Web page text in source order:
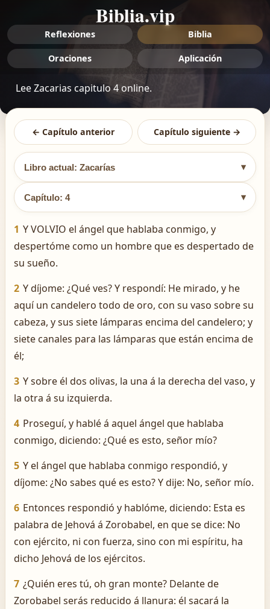
Biblia.vip
Reflexiones Biblia
Oraciones Aplicación
Lee Zacarias capitulo 4 online.
← Capítulo anterior Capítulo siguiente →
Libro actual: Zacarías ▾
Capítulo: 4 ▾
1 Y VOLVIO el ángel que hablaba conmigo, y
despertóme como un hombre que es despertado de
su sueño.
2 Y díjome: ¿Qué ves? Y respondí: He mirado, y he
aquí un candelero todo de oro, con su vaso sobre su
cabeza, y sus siete lámparas encima del candelero; y
siete canales para las lámparas que están encima de
él;
3 Y sobre él dos olivas, la una á la derecha del vaso, y
la otra á su izquierda.
4 Proseguí, y hablé á aquel ángel que hablaba
conmigo, diciendo: ¿Qué es esto, señor mío?
5 Y el ángel que hablaba conmigo respondió, y
díjome: ¿No sabes qué es esto? Y dije: No, señor mío.
6 Entonces respondió y hablóme, diciendo: Esta es
palabra de Jehová á Zorobabel, en que se dice: No
con ejército, ni con fuerza, sino con mi espíritu, ha
dicho Jehová de los ejércitos.
7 ¿Quién eres tú, oh gran monte? Delante de
Zorobabel serás reducido á llanura: él sacará la